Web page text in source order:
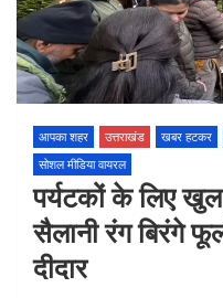
आपका शहर उत्तराखंड खबर हटकर
सोशल मीडिया वायरल
पर्यटकों के लिए
सैलानी रंग बिरंगे
दीदार